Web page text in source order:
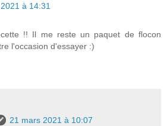
à 14:31
!! Il me reste un paquet de flocon
l'occasion d'essayer :)
21 mars 2021 à 10:07